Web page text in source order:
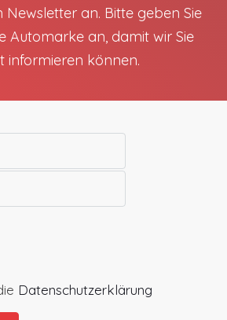
Newsletter an. Bitte geben Sie
Automarke an, damit wir Sie
informieren können.
Datenschutzerklärung